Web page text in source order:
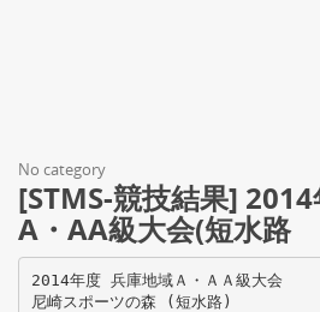
No category
[STMS-競技結果]
A・AA級大会(短水路
2014年度 兵庫地域Ａ・ＡＡ級大会
尼崎スポーツの森 (短水路)